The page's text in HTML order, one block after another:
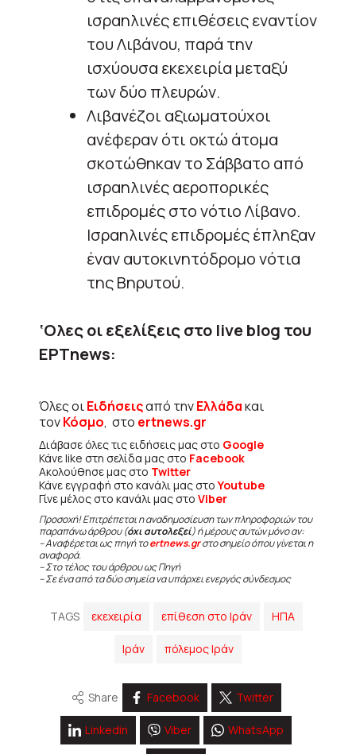
ισραηλινές επιθέσεις εναντίον
του Λιβάνου, παρά την
ισχύουσα εκεχειρία μεταξύ
των δύο πλευρών.
Λιβανέζοι αξιωματούχοι
ανέφεραν ότι οκτώ άτομα
σκοτώθηκαν το Σάββατο από
ισραηλινές αεροπορικές
επιδρομές στο νότιο Λίβανο.
Ισραηλινές επιδρομές έπληξαν
έναν αυτοκινητόδρομο νότια
της Βηρυτού.
‘Ολες οι εξελίξεις στο live blog του
ΕΡΤnews:
Όλες οιΕιδήσειςαπό τηνΕλλάδακαι
τονΚόσμο, στο ertnews.gr
Διάβασε όλες τις ειδήσεις μας στο Google
Κάνε like στη σελίδα μας στο Facebook
Ακολούθησε μας στο Twitter
Κάνε εγγραφή στο κανάλι μας στοYoutube
Γίνε μέλος στο κανάλι μας στο Viber
Προσοχή! Επιτρέπεται η αναδημοσίευση των πληροφοριών του
παραπάνω άρθρου (όχι αυτολεξεί) ή μέρους αυτών μόνο αν:
– Αναφέρεται ως πηγή τοertnews.grστο σημείο όπου γίνεται η
αναφορά.
– Στο τέλος του άρθρου ως Πηγή
– Σε ένα από τα δύο σημεία να υπάρχει ενεργός σύνδεσμος
TAGS εκεχειρία επίθεση στο Ιράν ΗΠΑ
Ιράν πόλεμος Ιράν
Share Facebook Twitter
Linkedin Viber WhatsApp